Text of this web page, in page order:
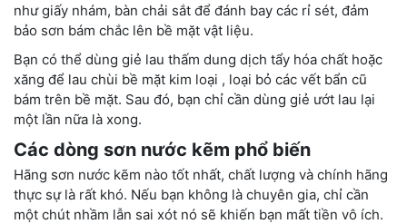
như giấy nhám, bàn chải sắt để đánh bay các rỉ sét, đảm
bảo sơn bám chắc lên bề mặt vật liệu.
Bạn có thể dùng giẻ lau thấm dung dịch tẩy hóa chất hoặc
xăng để lau chùi bề mặt kim loại , loại bỏ các vết bẩn cũ
bám trên bề mặt. Sau đó, bạn chỉ cần dùng giẻ ướt lau lại
một lần nữa là xong.
Các dòng sơn nước kẽm phổ biến
Hãng sơn nước kẽm nào tốt nhất, chất lượng và chính hãng
thực sự là rất khó. Nếu bạn không là chuyên gia, chỉ cần
một chút nhầm lẫn sai xót nó sẽ khiến bạn mất tiền vô ích.